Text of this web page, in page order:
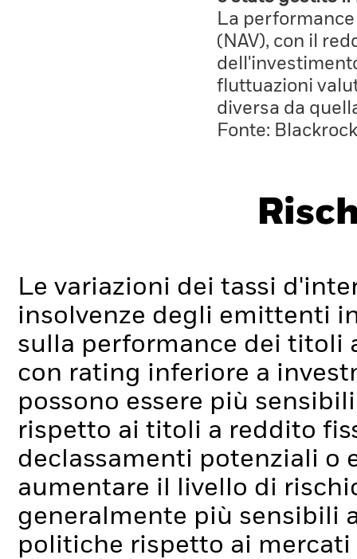
La
(NAV), con il
fluttuazioni
diversa da
Fonte: Blackrock
Le variazioni dei tassi
insolvenze degli emittenti
sulla performance dei titoli
con rating inferiore a
possono essere più
rispetto ai titoli a reddito
declassamenti potenziali o
aumentare il livello di
generalmente più sensibili
politiche rispetto ai